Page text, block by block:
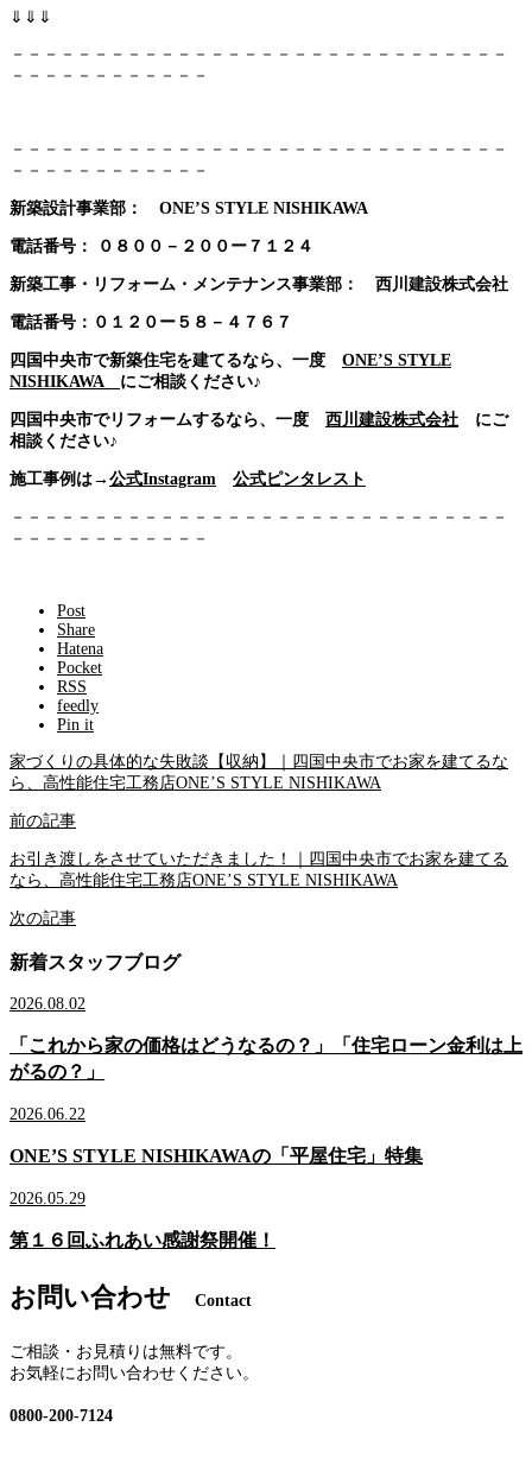
⇓⇓⇓
－－－－－－－－－－－－－－－－－－－－－－－－－－－－－－
－－－－－－－－－－－－
－－－－－－－－－－－－－－－－－－－－－－－－－－－－－－
－－－－－－－－－－－－
新築設計事業部： ONE’S STYLE NISHIKAWA
電話番号： ０８００－２００ー７１２４
新築工事・リフォーム・メンテナンス事業部： 西川建設株式会社
電話番号：０１２０ー５８－４７６７
四国中央市で新築住宅を建てるなら、一度 ONE’S STYLE
NISHIKAWA
にご相談ください♪
四国中央市でリフォームするなら、一度 西川建設株式会社 にご
相談ください♪
施工事例は→ 公式Instagram 公式ピンタレスト
－－－－－－－－－－－－－－－－－－－－－－－－－－－－－－
－－－－－－－－－－－－
Post
Share
Hatena
Pocket
RSS
feedly
Pin it
家づくりの具体的な失敗談【収納】｜四国中央市でお家を建てるな
ら、高性能住宅工務店ONE’S STYLE NISHIKAWA
前の記事
お引き渡しをさせていただきました！｜四国中央市でお家を建てる
なら、高性能住宅工務店ONE’S STYLE NISHIKAWA
次の記事
新着スタッフブログ
2026.08.02
「これから家の価格はどうなるの？」「住宅ローン金利は上
がるの？」
2026.06.22
ONE’S STYLE NISHIKAWAの「平屋住宅」特集
2026.05.29
第１６回ふれあい感謝祭開催！
お問い合わせ Contact
ご相談・お見積りは無料です。
お気軽にお問い合わせください。
0800-200-7124